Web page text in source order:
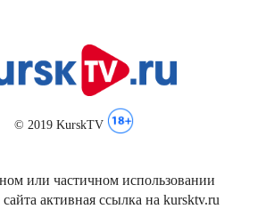
© 2019 KurskTV
или частичном использовании
активная ссылка на kursktv.ru